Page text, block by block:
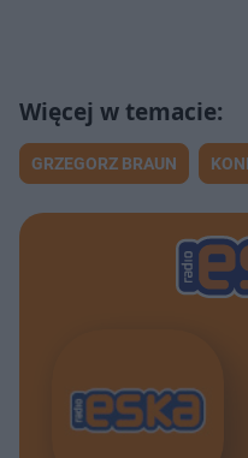
GRZEGORZ BRAUN